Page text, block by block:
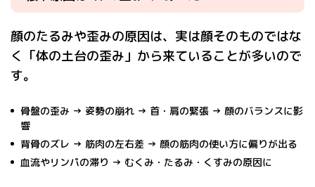
顔のたるみや歪みの原因は、実は顔そのものではな
く「体の土台の歪み」から来ていることが多いので
す。
骨盤の歪み → 姿勢の崩れ → 首・肩の緊張 → 顔のバランスに影
響
背骨のズレ → 筋肉の左右差 → 顔の筋肉の使い方に偏りが出る
血流やリンパの滞り → むくみ・たるみ・くすみの原因に